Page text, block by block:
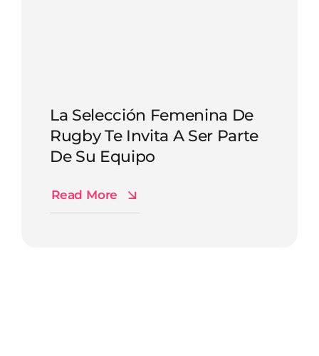
La Selección Femenina De
Rugby Te Invita A Ser Parte
De Su Equipo
Read More